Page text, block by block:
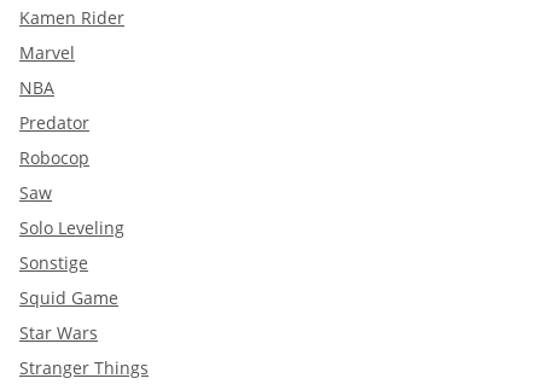
Kamen Rider
Marvel
NBA
Predator
Robocop
Saw
Solo Leveling
Sonstige
Squid Game
Star Wars
Stranger Things